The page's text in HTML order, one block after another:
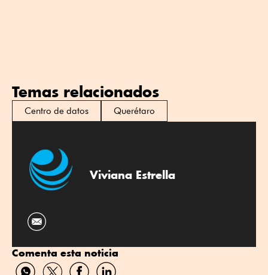
Temas relacionados
Centro de datos Querétaro
Viviana Estrella
Comenta esta noticia